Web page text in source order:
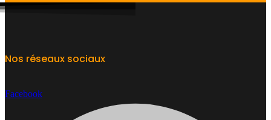
Nos réseaux sociaux
Facebook